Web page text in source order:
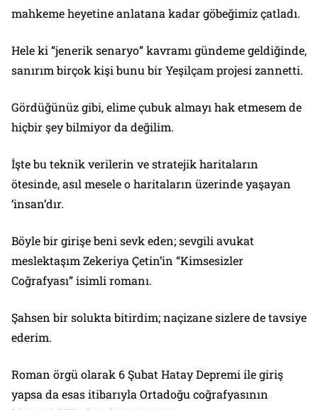
mahkeme heyetine anlatana kadar göbeğimiz çatladı.
Hele ki “jenerik senaryo” kavramı gündeme geldiğinde,
sanırım birçok kişi bunu bir Yeşilçam projesi zannetti.
Gördüğünüz gibi, elime çubuk almayı hak etmesem de
hiçbir şey bilmiyor da değilim.
İşte bu teknik verilerin ve stratejik haritaların
ötesinde, asıl mesele o haritaların üzerinde yaşayan
‘insan’dır.
Böyle bir girişe beni sevk eden; sevgili avukat
meslektaşım Zekeriya Çetin’in “Kimsesizler
Coğrafyası” isimli romanı.
Şahsen bir solukta bitirdim; naçizane sizlere de tavsiye
ederim.
Roman örgü olarak 6 Şubat Hatay Depremi ile giriş
yapsa da esas itibarıyla Ortadoğu coğrafyasının